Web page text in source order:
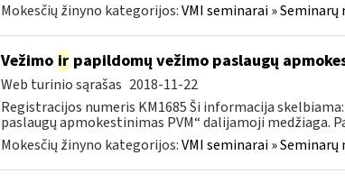
Mokesčių žinyno kategorijos:VMI seminarai » Seminarų
Vežimo irpapildomų vežimo paslaugų
Web turinio sąrašas 2018-11-22
Registracijos numeris KM1685 Ši informacija
paslaugų apmokestinimas PVM“ dalijamoji medžiaga.
Mokesčių žinyno kategorijos:VMI seminarai » Seminarų